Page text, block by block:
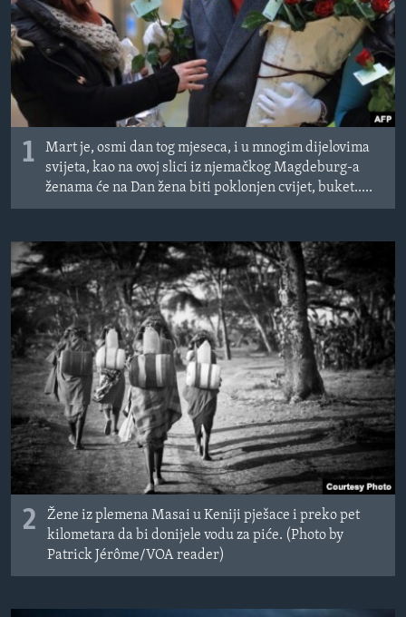
MAGAZIN
O GLASU AMERIKE
Learning English
PRATITE NAS
1
Mart je, osmi dan tog mjeseca, i u mnogim dijelovima
svijeta, kao na ovoj slici iz njemačkog Magdeburg-a
ženama će na Dan žena biti poklonjen cvijet, buket.....
2
Žene iz plemena Masai u Keniji pješace i preko pet
kilometara da bi donijele vodu za piće. (Photo by
Patrick Jérôme/VOA reader)